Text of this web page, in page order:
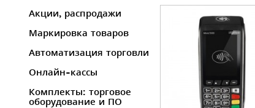
Акции, распродажи
Маркировка товаров
Автоматизация торговли
Онлайн-кассы
Комплекты: торговое
оборудование и ПО